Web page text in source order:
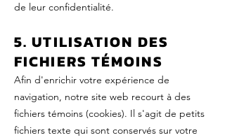
de leur confidentialité.
5. UTILISATION DES
FICHIERS TÉMOINS
Afin d'enrichir votre expérience de
navigation, notre site web recourt à des
fichiers témoins (cookies). Il s'agit de petits
fichiers texte qui sont conservés sur votre